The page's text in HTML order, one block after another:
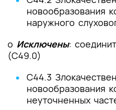
новообразования
наружного
o Исключены:
(C49.0)
C44.3
новообразования
неуточненных